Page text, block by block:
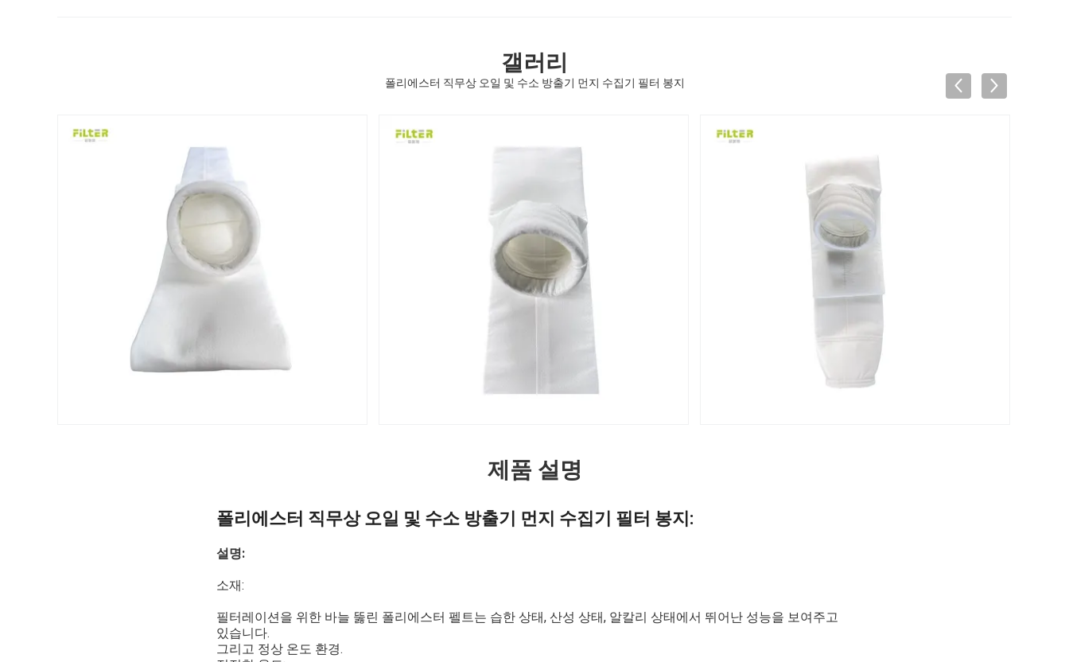
갤러리
폴리에스터 직무상 오일 및 수소 방출기 먼지 수집기 필터 봉지
제품 설명
폴리에스터 직무상 오일 및 수소 방출기 먼지 수집기 필터 봉지:
설명:
소재:
필터레이션을 위한 바늘 뚫린 폴리에스터 펠트는 습한 상태, 산성 상태, 알칼리 상태에서 뛰어난 성능을 보여주고
있습니다.
그리고 정상 온도 환경.